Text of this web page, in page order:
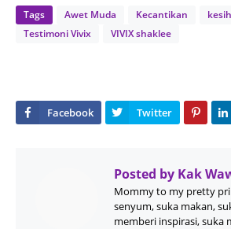
Tags Awet Muda Kecantikan
Testimoni Vivix
VIVIX shaklee
Posted by Kak
Mommy to my pretty
senyum, suka makan,
memberi inspirasi, suka